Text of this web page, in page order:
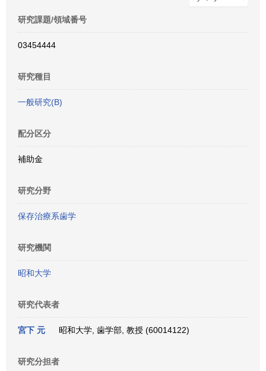
研究課題/領域番号
03454444
研究種目
一般研究(B)
配分区分
補助金
研究分野
保存治療系歯学
研究機関
昭和大学
研究代表者
宮下 元 昭和大学, 歯学部, 教授 (60014122)
研究分担者